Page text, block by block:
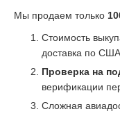
Мы продаем только
Стоимость
доставка по США.
Проверка на
верификации
Сложная